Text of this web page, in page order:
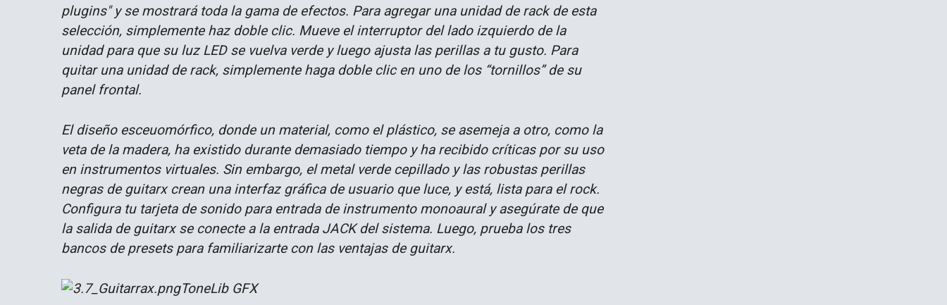
plugins" y se mostrará toda la gama de efectos. Para agregar una unidad de rack de esta
selección, simplemente haz doble clic. Mueve el interruptor del lado izquierdo de la
unidad para que su luz LED se vuelva verde y luego ajusta las perillas a tu gusto. Para
quitar una unidad de rack, simplemente haga doble clic en uno de los “tornillos” de su
panel frontal.
El diseño esceuomórfico, donde un material, como el plástico, se asemeja a otro, como la
veta de la madera, ha existido durante demasiado tiempo y ha recibido críticas por su uso
en instrumentos virtuales. Sin embargo, el metal verde cepillado y las robustas perillas
negras de guitarx crean una interfaz gráfica de usuario que luce, y está, lista para el rock.
Configura tu tarjeta de sonido para entrada de instrumento monoaural y asegúrate de que
la salida de guitarx se conecte a la entrada JACK del sistema. Luego, prueba los tres
bancos de presets para familiarizarte con las ventajas de guitarx.
ToneLib GFX